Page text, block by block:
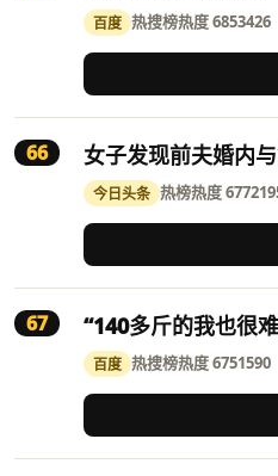
百度 热搜榜热度 6853426
66 女子发现前夫婚内
今日头条 热榜热度
67 “140多斤的我也很
百度 热搜榜热度 6751590